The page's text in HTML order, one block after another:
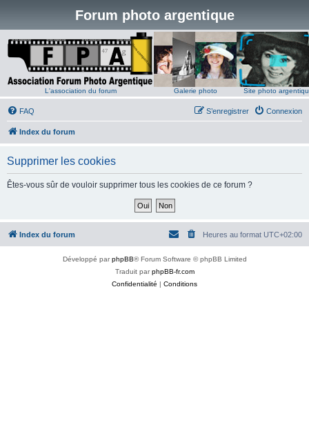
Forum photo argentique
L'association du forum Galerie photo Site photo
FAQ Connexion
S’enregistrer
Index du forum
Supprimer les cookies
Êtes-vous sûr de vouloir supprimer tous les cookies de ce forum ?
Index du forum Heures au format UTC+02:00
Développé parphpBB® Forum Software © phpBB Limited
Traduit parphpBB-fr.com
Confidentialité | Conditions